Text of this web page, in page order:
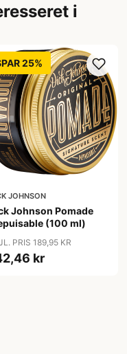
i
25%
JOHNSON
Johnson Pomade
(100 ml)
PRIS 189,95 KR
kr